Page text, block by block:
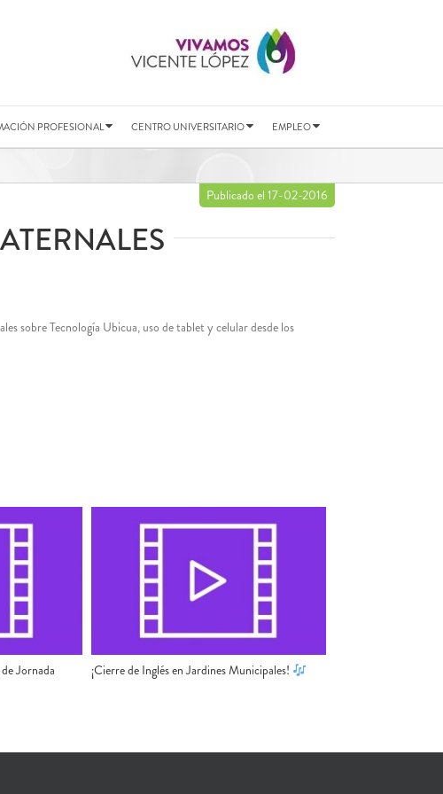
PROFESIONAL CENTRO UNIVERSITARIO EMPLEO
Publicado el 17-02-2016
sobre Tecnología Ubicua, uso de tablet y celular desde los
Jornada
¡Cierre de Inglés en Jardines Municipales!